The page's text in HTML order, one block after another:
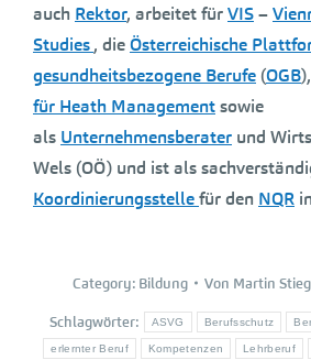
auch Rektor, arbeitet fürVIS–
Studies, dieÖsterreichische
gesundheitsbezogene Berufe (OGB
für Heath Managementsowie
als Unternehmensberater und
Wels (OÖ) und ist als
Koordinierungsstellefür den NQR
Category: Bildung Von Martin
Schlagwörter: ASVG Berufsschutz
erlernter Beruf Kompetenzen Lehrberuf